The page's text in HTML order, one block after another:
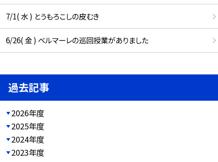
7/1( 水 ) とうもろこしの皮むき
6/26( 金 ) ベルマーレの巡回授業がありました
過去記事
2026年度
2025年度
2024年度
2023年度